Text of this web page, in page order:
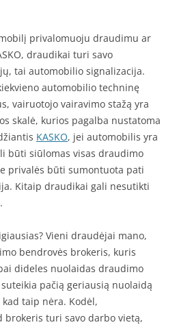
privalomuoju draudimu ar
draudikai turi savo
tai automobilio signalizacija.
automobilio techninę
vairuotojo vairavimo stažą yra
skalė, kurios pagalba nustatoma
KASKO, jei automobilis yra
būti siūlomas visas draudimo
privalės būti sumontuota pati
Kitaip draudikai gali nesutikti
Vieni draudėjai mano,
bendrovės brokeris, kuris
dideles nuolaidas draudimo
pačią geriausią nuolaidą
taip nėra. Kodėl,
brokeris turi savo darbo vietą,